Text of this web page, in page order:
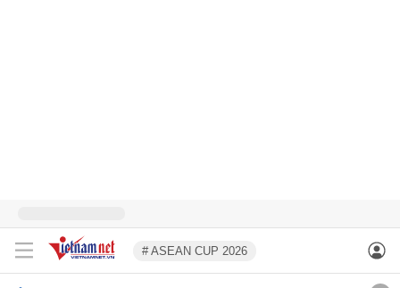
# ASEAN CUP 2026